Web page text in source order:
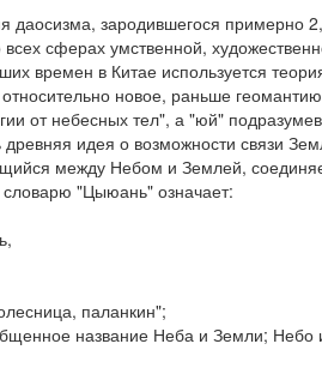
даосизма, зародившегося примерно
сферах умственной,
времен в Китае используется
новое, раньше
от небесных тел", а "юй"
древняя идея о возможности связи
между Небом и Землей,
"Цыюань" означает:
паланкин";
название Неба и Земли; Небо